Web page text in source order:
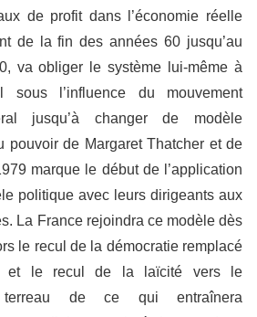
de profit dans l’économie réelle
de la fin des années 60 jusqu’au
va obliger le système lui-même à
sous l’influence du mouvement
jusqu’à changer de modèle
pouvoir de Margaret Thatcher et de
marque le début de l’application
politique avec leurs dirigeants aux
La France rejoindra ce modèle dès
le recul de la démocratie remplacé
et le recul de la laïcité vers le
terreau de ce qui entraînera